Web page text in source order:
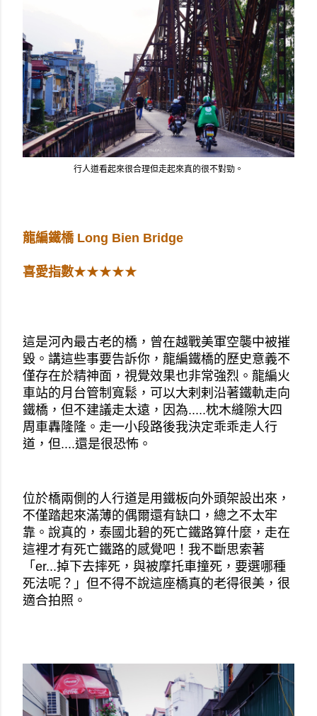
行人道看起來很合理但走起來真的很不對勁。
龍編鐵橋 Long Bien Bridge
喜愛指數★★★★★
這是河內最古老的橋，曾在越戰美軍空襲中被摧
毀。講這些事要告訴你，龍編鐵橋的歷史意義不
僅存在於精神面，視覺效果也非常強烈。龍編火
車站的月台管制寬鬆，可以大剌剌沿著鐵軌走向
鐵橋，但不建議走太遠，因為.....枕木縫隙大四
周車轟隆隆。走一小段路後我決定乖乖走人行
道，但....還是很恐怖。
位於橋兩側的人行道是用鐵板向外頭架設出來，
不僅踏起來滿薄的偶爾還有缺口，總之不太牢
靠。說真的，泰國北碧的死亡鐵路算什麼，走在
這裡才有死亡鐵路的感覺吧！我不斷思索著
「er...掉下去摔死，與被摩托車撞死，要選哪種
死法呢？」但不得不說這座橋真的老得很美，很
適合拍照。